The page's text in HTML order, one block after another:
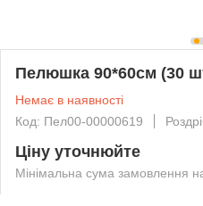
Пелюшка 90*60см (30
Немає в наявності
Код: Пел00-00000619
Ціну уточнюйте
Мінімальна сума замовлення